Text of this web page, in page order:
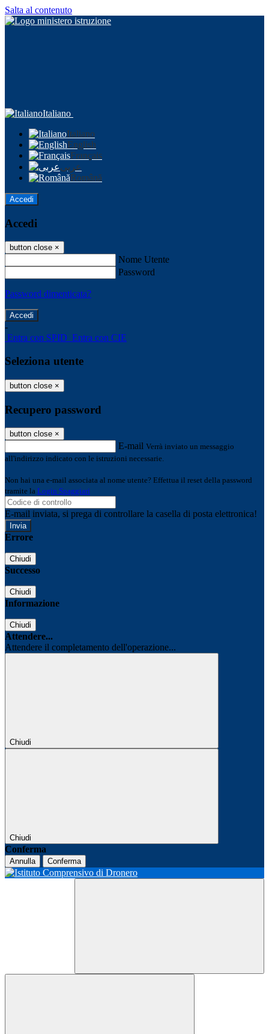
Salta al contenuto
Italiano
Italiano
English
Français
عربى
Română
Accedi
Accedi
button close ×
Nome Utente
Password
Password dimenticata?
-
Entra con SPID Entra con CIE
Seleziona utente
button close ×
Recupero password
button close ×
E-mail Verrà inviato un messaggio
all'indirizzo indicato con le istruzioni necessarie.
Non hai una e-mail associata al nome utente? Effettua il reset della password
tramite la Login Spaggiari
E-mail inviata, si prega di controllare la casella di posta elettronica!
Errore
Chiudi
Successo
Chiudi
Informazione
Chiudi
Attendere...
Attendere il completamento dell'operazione...
Chiudi
Chiudi
Conferma
Annulla Conferma